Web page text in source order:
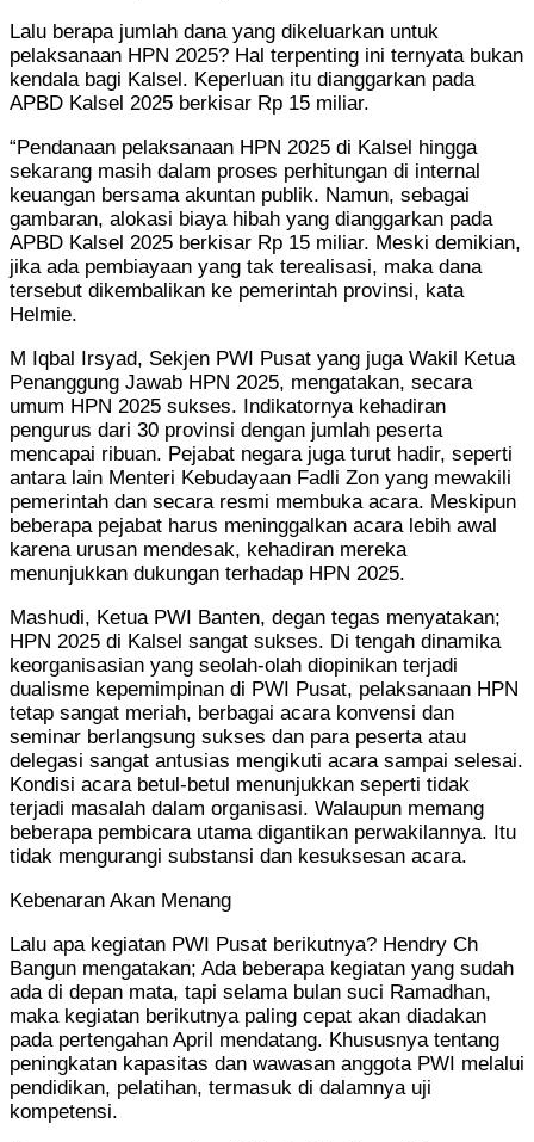
Lalu berapa jumlah dana yang dikeluarkan untuk
pelaksanaan HPN 2025? Hal terpenting ini ternyata bukan
kendala bagi Kalsel. Keperluan itu dianggarkan pada
APBD Kalsel 2025 berkisar Rp 15 miliar.
“Pendanaan pelaksanaan HPN 2025 di Kalsel hingga
sekarang masih dalam proses perhitungan di internal
keuangan bersama akuntan publik. Namun, sebagai
gambaran, alokasi biaya hibah yang dianggarkan pada
APBD Kalsel 2025 berkisar Rp 15 miliar. Meski demikian,
jika ada pembiayaan yang tak terealisasi, maka dana
tersebut dikembalikan ke pemerintah provinsi, kata
Helmie.
M Iqbal Irsyad, Sekjen PWI Pusat yang juga Wakil Ketua
Penanggung Jawab HPN 2025, mengatakan, secara
umum HPN 2025 sukses. Indikatornya kehadiran
pengurus dari 30 provinsi dengan jumlah peserta
mencapai ribuan. Pejabat negara juga turut hadir, seperti
antara lain Menteri Kebudayaan Fadli Zon yang mewakili
pemerintah dan secara resmi membuka acara. Meskipun
beberapa pejabat harus meninggalkan acara lebih awal
karena urusan mendesak, kehadiran mereka
menunjukkan dukungan terhadap HPN 2025.
Mashudi, Ketua PWI Banten, degan tegas menyatakan;
HPN 2025 di Kalsel sangat sukses. Di tengah dinamika
keorganisasian yang seolah-olah diopinikan terjadi
dualisme kepemimpinan di PWI Pusat, pelaksanaan HPN
tetap sangat meriah, berbagai acara konvensi dan
seminar berlangsung sukses dan para peserta atau
delegasi sangat antusias mengikuti acara sampai selesai.
Kondisi acara betul-betul menunjukkan seperti tidak
terjadi masalah dalam organisasi. Walaupun memang
beberapa pembicara utama digantikan perwakilannya. Itu
tidak mengurangi substansi dan kesuksesan acara.
Kebenaran Akan Menang
Lalu apa kegiatan PWI Pusat berikutnya? Hendry Ch
Bangun mengatakan; Ada beberapa kegiatan yang sudah
ada di depan mata, tapi selama bulan suci Ramadhan,
maka kegiatan berikutnya paling cepat akan diadakan
pada pertengahan April mendatang. Khususnya tentang
peningkatan kapasitas dan wawasan anggota PWI melalui
pendidikan, pelatihan, termasuk di dalamnya uji
kompetensi.